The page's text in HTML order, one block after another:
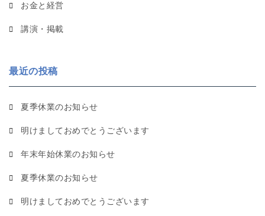
お金と経営
講演・掲載
最近の投稿
夏季休業のお知らせ
明けましておめでとうございます
年末年始休業のお知らせ
夏季休業のお知らせ
明けましておめでとうございます